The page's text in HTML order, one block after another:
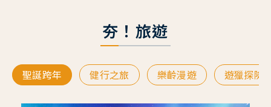
夯！旅遊
聖誕跨年 健行之旅 樂齡漫遊 遊獵探險